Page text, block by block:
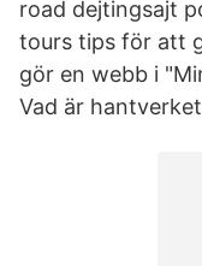
road dejtingsajt
tours tips för att
gör en webb i
Vad är